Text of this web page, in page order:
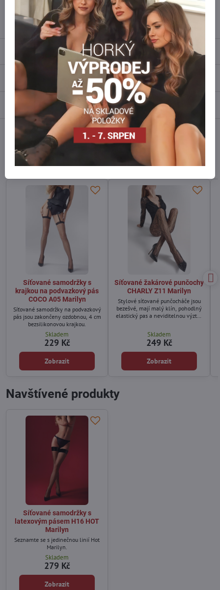
info​@everlady​.eu
Recenze
Diskuse 0
FacebookTwitterBlueskyPinterestReddit WhatsApp
Alternativní produkty
Síťované samodržky s
krajkou na podvazkový pás
COCO A05 Marilyn
Síťované samodržky na podvazkový
pás jsou zakončeny ozdobnou, 4 cm
bezsilikonovou krajkou.
Skladem
229 Kč
Zobrazit
Síťované žakárové punčochy
CHARLY Z11 Marilyn
Stylové síťované punčocháče jsou
bezešvé, mají malý klín, pohodlný
elastický pas a neviditelnou výztuž
Skladem
249 Kč
Zobrazit
Navštívené produkty
Síťované samodržky s
latexovým pásem H16 HOT
Marilyn
Seznamte se s jedinečnou linií Hot
Marilyn.
Skladem
279 Kč
Zobrazit